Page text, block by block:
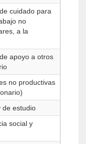
cuidado para
no
a la
apoyo a otros
no productivas
de estudio
social y